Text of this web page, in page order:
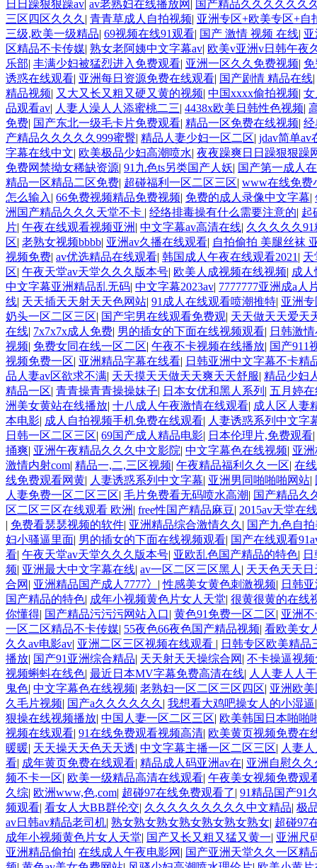
日日躁狠狠躁av| av老熟妇在线播放网 | 国产精品久久久久久久
三区四区久久久 | 青青草成人自拍视频| 亚洲专区+欧美专区+自
三级,欧美一级精品| 69视频在线91观看| 国产 激情 视频 在线|
区精品不卡传媒| 熟女老阿姨中文字幕av| 欧美v亚洲v日韩午夜
乐部| 丰满少妇被猛烈进入免费观看| 亚洲一区久久免费视频|
诱惑在线观看| 亚洲每日资源免费在线观看| 国产剧情 精品在线|
精品视频| 又大又长又粗又硬又黄的视频| 中国xxxx偷拍视频| 女
品观看av| 人妻人澡人人添蜜桃二三| 4438x欧美日韩性色视频|
免费| 国产东北一级毛卡片免费观看| 精品一区免费在线视频| 经
产精品久久久久久999蜜臀| 精品人妻少妇一区二区| jdav简单av
字幕在线中文| 欧美极品少妇高潮喷水| 夜夜躁爽日日躁狠狠躁
免费网禁拗女稀缺资源| 91九色ts另类国产人妖| 国产第一成人
精品一区精品二区免费| 超碰福利一区二区三区| www在线免费
怎么输入 | 66免费视频精品免费视频| 免费的成人录像中文字幕|
洲国产精品久久久天堂不卡 | 经络排毒操有什么需要注意的| 起
片| 午夜在线观看视频亚洲 | 中文字幕av高清在线| 久久久久久
区| 老熟女视频bbbb| 亚洲av久播在线观看| 自拍偷拍 美腿丝袜
视频免费| av优选精品在线观看| 韩国成人午夜在线观看2021 | 天
区| 午夜天堂av天堂久久久版本号| 欧美人成视频在线视频| 成
中文字幕亚洲精品乱无码| 中文字幕2023av| 7777777亚洲成a人
线| 天天插天天射天天色网站| 91成人在线观看喷潮推特| 亚洲
奶头一区二区三区| 国产宅男在线观看免费观| 天天做天天爱天
在线| 7x7x7x成人免费| 男的插女的下面在线视频观看| 日韩激
视频| 免费女同在线一区二区| 午夜不卡视频在线播放| 国产911
视频免费一区| 亚洲精品字幕在线看| 日韩亚洲中文字幕不卡精
品人妻av区欲求不满| 天天摸天天做天天爽天天舒服| 精品少妇
精品一区| 青青操青青操操妹子| 日本女优和黑人系列 | 五月婷
洲美女黄站在线播放| 十八成人午夜激情在线观看| 成人区人妻
本电影| 成人自拍视频手机免费在线观看| 人妻诱惑系列中文字
日韩一区二区三区| 69国产成人精品电影| 日本伦理片,免费观看|
捅爽| 亚洲午夜精品久久久中文影院| 中文字幕色在线视频| 亚
激情内射com| 精品一,二,三区视频| 午夜精品福利久久一区| 在
线免费观看网黄| 人妻诱惑系列中文字幕| 亚洲男同啪啪啪网站|
人妻免费一区二区三区| 毛片免费看无码喷水高潮| 国产精品久
区二区三区在线观看 欧洲 | free性国产精品麻豆| 2015av天堂在线
| 免费看瑟瑟视频的软件| 亚洲精品综合激情久久 | 国产九色自
妇小骚逼里面| 男的插女的下面在线视频观看| 国产在线观看
看| 午夜天堂av天堂久久久版本号| 亚欧乱色国产精品的特色|
频| 亚洲最大中文字幕在线| av一区二区三区黑人 | 天天色天天日
合网 | 亚洲精品国产成人7777冫 |性感美女黄色刺激视频| 日韩
国产精品的特色| 成年小视频黄色片女人天堂| 很黄很黄的在线
你懂得| 国产精品污污污网站入口| 黄色91免费一区二区| 亚洲
一区二区精品不卡传媒| 55夜色66夜色国产精品视频| 看欧美女
久久av电影av| 亚洲二区三区视频在线观看 | 日韩专区欧美精品
播放| 国产91亚洲综合精品| 天天射天天操综合网 | 不卡操逼视
视频蝌蚪在线色| 最近日本MV字幕免费高清在线| 人人妻人人
鬼色| 中文字幕色在线视频| 老熟妇一区二区三区四区| 亚洲欧
久毛片视频| 国产a久久久久久久 | 我想看大鸡吧操女人的小湿逼
狠操在线视频播放| 中国人妻一区二区三区| 欧美韩国日本啪啪
视频在线观看| 91在线免费观看视频高清| 欧美黄页视频免费在
暖暖| 天天操天天色天天透| 中文字幕主播一区二区三区| 人妻
看| 成年黄页免费在线观看| 精品成人码亚洲av在| 亚洲自慰久
频不卡一区| 欧美一级精品高清在线观看| 午夜美女视频免费观
久综| 欧洲www,色,com| 超碰97在线免费观看了| 91精品国产91
频观看| 看女人大BB群伦交| 久久久久久久久久久中文精品| 极
av日韩av精品老司机| 熟女熟女熟女熟女熟女熟女熟女| 超碰97
成年小视频黄色片女人天堂| 国产又长又粗又猛又黄一| 亚洲尺
亚洲精品偷拍| 在线成人午夜电影网 | 国产亚洲天堂久久一区精